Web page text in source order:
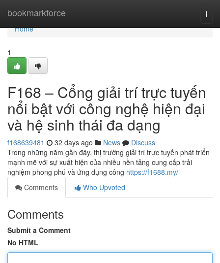
bookmarkforce
Home
Home
1
F168 – Cổng giải trí trực tuyến
nổi bật với công nghệ hiện đại
và hệ sinh thái đa dạng
f168639481 32 days ago News
Discuss
Trong những năm gần đây, thị trường giải trí trực tuyến phát triển
mạnh mẽ với sự xuất hiện của nhiều nền tảng cung cấp trải
nghiệm phong phú và ứng dụng công https://f1688.my/
Comments
Who Upvoted
Comments
Submit a Comment
No HTML